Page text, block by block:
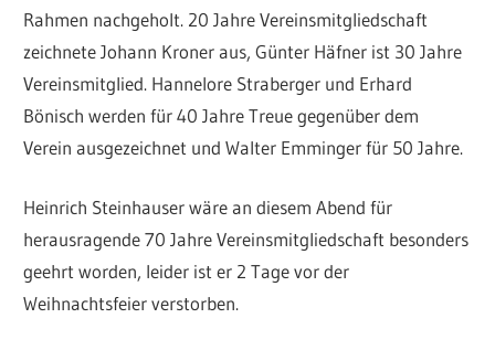
Rahmen nachgeholt. 20 Jahre Vereinsmitgliedschaft
zeichnete Johann Kroner aus, Günter Häfner ist 30 Jahre
Vereinsmitglied. Hannelore Straberger und Erhard
Bönisch werden für 40 Jahre Treue gegenüber dem
Verein ausgezeichnet und Walter Emminger für 50 Jahre.
Heinrich Steinhauser wäre an diesem Abend für
herausragende 70 Jahre Vereinsmitgliedschaft besonders
geehrt worden, leider ist er 2 Tage vor der
Weihnachtsfeier verstorben.